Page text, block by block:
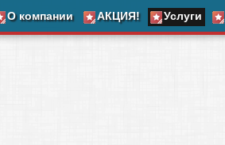
О компании АКЦИЯ! Услуги